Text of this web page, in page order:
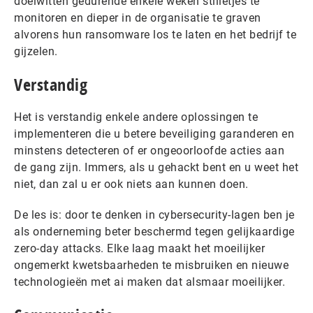
monitoren en dieper in de organisatie te graven
alvorens hun ransomware los te laten en het bedrijf te
gijzelen.
Verstandig
Het is verstandig enkele andere oplossingen te
implementeren die u betere beveiliging garanderen en
minstens detecteren of er ongeoorloofde acties aan
de gang zijn. Immers, als u gehackt bent en u weet het
niet, dan zal u er ook niets aan kunnen doen.
De les is: door te denken in cybersecurity-lagen ben je
als onderneming beter beschermd tegen gelijkaardige
zero-day attacks. Elke laag maakt het moeilijker
ongemerkt kwetsbaarheden te misbruiken en nieuwe
technologieën met ai maken dat alsmaar moeilijker.